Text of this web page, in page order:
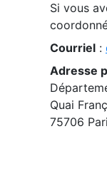
Si vous
Courriel :
Adresse
Quai
75706